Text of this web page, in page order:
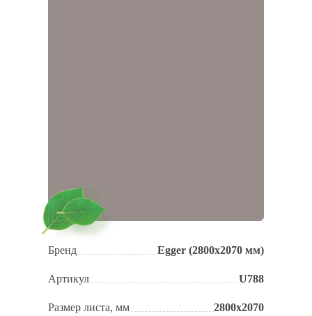
Бренд Egger (2800х2070 мм)
Артикул U788
Размер листа, мм 2800х2070